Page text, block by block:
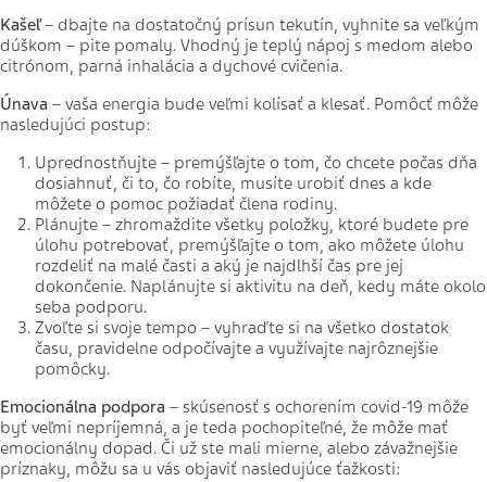
Kašeľ– dbajte na dostatočný prísun tekutín, vyhnite sa veľkým
dúškom – pite pomaly. Vhodný je teplý nápoj s medom alebo
citrónom, parná inhalácia a dychové cvičenia.
Únava – vaša energia bude veľmi kolísať a klesať. Pomôcť môže
nasledujúci postup:
Uprednostňujte – premýšľajte o tom, čo chcete počas dňa
dosiahnuť, či to, čo robíte, musíte urobiť dnes a kde
môžete o pomoc požiadať člena rodiny.
Plánujte – zhromaždite všetky položky, ktoré budete pre
úlohu potrebovať, premýšľajte o tom, ako môžete úlohu
rozdeliť na malé časti a aký je najdlhší čas pre jej
dokončenie. Naplánujte si aktivitu na deň, kedy máte okolo
seba podporu.
Zvoľte si svoje tempo – vyhraďte si na všetko dostatok
času, pravidelne odpočívajte a využívajte najrôznejšie
pomôcky.
Emocionálna podpora – skúsenosť s ochorením covid-19 môže
byť veľmi nepríjemná, a je teda pochopiteľné, že môže mať
emocionálny dopad. Či už ste mali mierne, alebo závažnejšie
príznaky, môžu sa u vás objaviť nasledujúce ťažkosti: